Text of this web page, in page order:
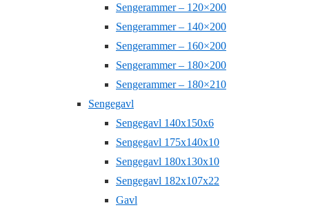
Sengerammer – 120×200
Sengerammer – 140×200
Sengerammer – 160×200
Sengerammer – 180×200
Sengerammer – 180×210
Sengegavl
Sengegavl 140x150x6
Sengegavl 175x140x10
Sengegavl 180x130x10
Sengegavl 182x107x22
Gavl